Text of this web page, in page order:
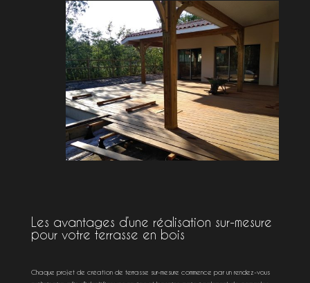
Les avantages d’une réalisation sur-mesure
pour votre terrasse en bois
Chaque projet de création de terrasse sur-mesure commence par un rendez-vous